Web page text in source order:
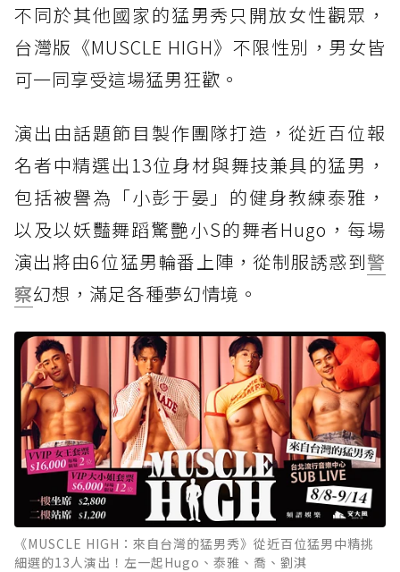
不同於其他國家的猛男秀只開放女性觀眾，
台灣版《MUSCLE HIGH》不限性別，男女皆
可一同享受這場猛男狂歡。
演出由話題節目製作團隊打造，從近百位報
名者中精選出13位身材與舞技兼具的猛男，
包括被譽為「小彭于晏」的健身教練泰雅，
以及以妖豔舞蹈驚艷小S的舞者Hugo，每場
演出將由6位猛男輪番上陣，從制服誘惑到警
察幻想，滿足各種夢幻情境。
《MUSCLE HIGH：來自台灣的猛男秀》從近百位猛男中精挑
細選的13人演出！左一起Hugo、泰雅、喬、劉淇